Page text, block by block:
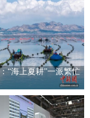
“海上夏耕”一派繁忙